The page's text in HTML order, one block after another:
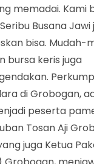
memadai. Kami
Busana
bisa. Mudah-
bursa keris juga
di Grobogan,
peserta
Tosan Aji
juga Ketua